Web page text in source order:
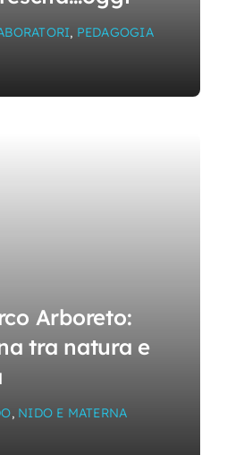
, PEDAGOGIA
Arboreto:
tra natura e
, NIDO E MATERNA